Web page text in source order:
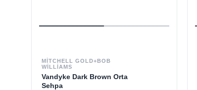
MITCHELL GOLD+BOB
WILLIAMS
Vandyke Dark Brown Orta
Sehpa